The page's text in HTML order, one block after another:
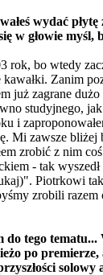
wydać
w głowie myśl,
rok, bo wtedy
Zanim
już zagrane
studyjnego,
i
Mi zawsze bliżej
zrobić z nim
- tak
Piotrkowi
zrobili razem
do tego tematu...
po
solowy